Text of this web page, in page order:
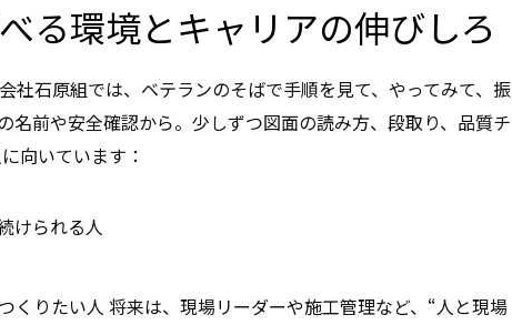
る環境とキャリアの伸びしろ
社石原組では、ベテランのそばで手順を見て、やってみて、振
名前や安全確認から。少しずつ図面の読み方、段取り、品質チ
向いています：
けられる人
くりたい人 将来は、現場リーダーや施工管理など、“人と現場